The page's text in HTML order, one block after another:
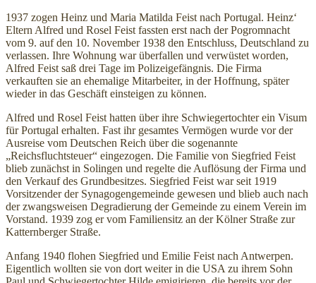
1937 zogen Heinz und Maria Matilda Feist nach Portugal. Heinz‘
Eltern Alfred und Rosel Feist fassten erst nach der Pogromnacht
vom 9. auf den 10. November 1938 den Entschluss, Deutschland zu
verlassen. Ihre Wohnung war überfallen und verwüstet worden,
Alfred Feist saß drei Tage im Polizeigefängnis. Die Firma
verkauften sie an ehemalige Mitarbeiter, in der Hoffnung, später
wieder in das Geschäft einsteigen zu können.
Alfred und Rosel Feist hatten über ihre Schwiegertochter ein Visum
für Portugal erhalten. Fast ihr gesamtes Vermögen wurde vor der
Ausreise vom Deutschen Reich über die sogenannte
„Reichsfluchtsteuer“ eingezogen. Die Familie von Siegfried Feist
blieb zunächst in Solingen und regelte die Auflösung der Firma und
den Verkauf des Grundbesitzes. Siegfried Feist war seit 1919
Vorsitzender der Synagogengemeinde gewesen und blieb auch nach
der zwangsweisen Degradierung der Gemeinde zu einem Verein im
Vorstand. 1939 zog er vom Familiensitz an der Kölner Straße zur
Katternberger Straße.
Anfang 1940 flohen Siegfried und Emilie Feist nach Antwerpen.
Eigentlich wollten sie von dort weiter in die USA zu ihrem Sohn